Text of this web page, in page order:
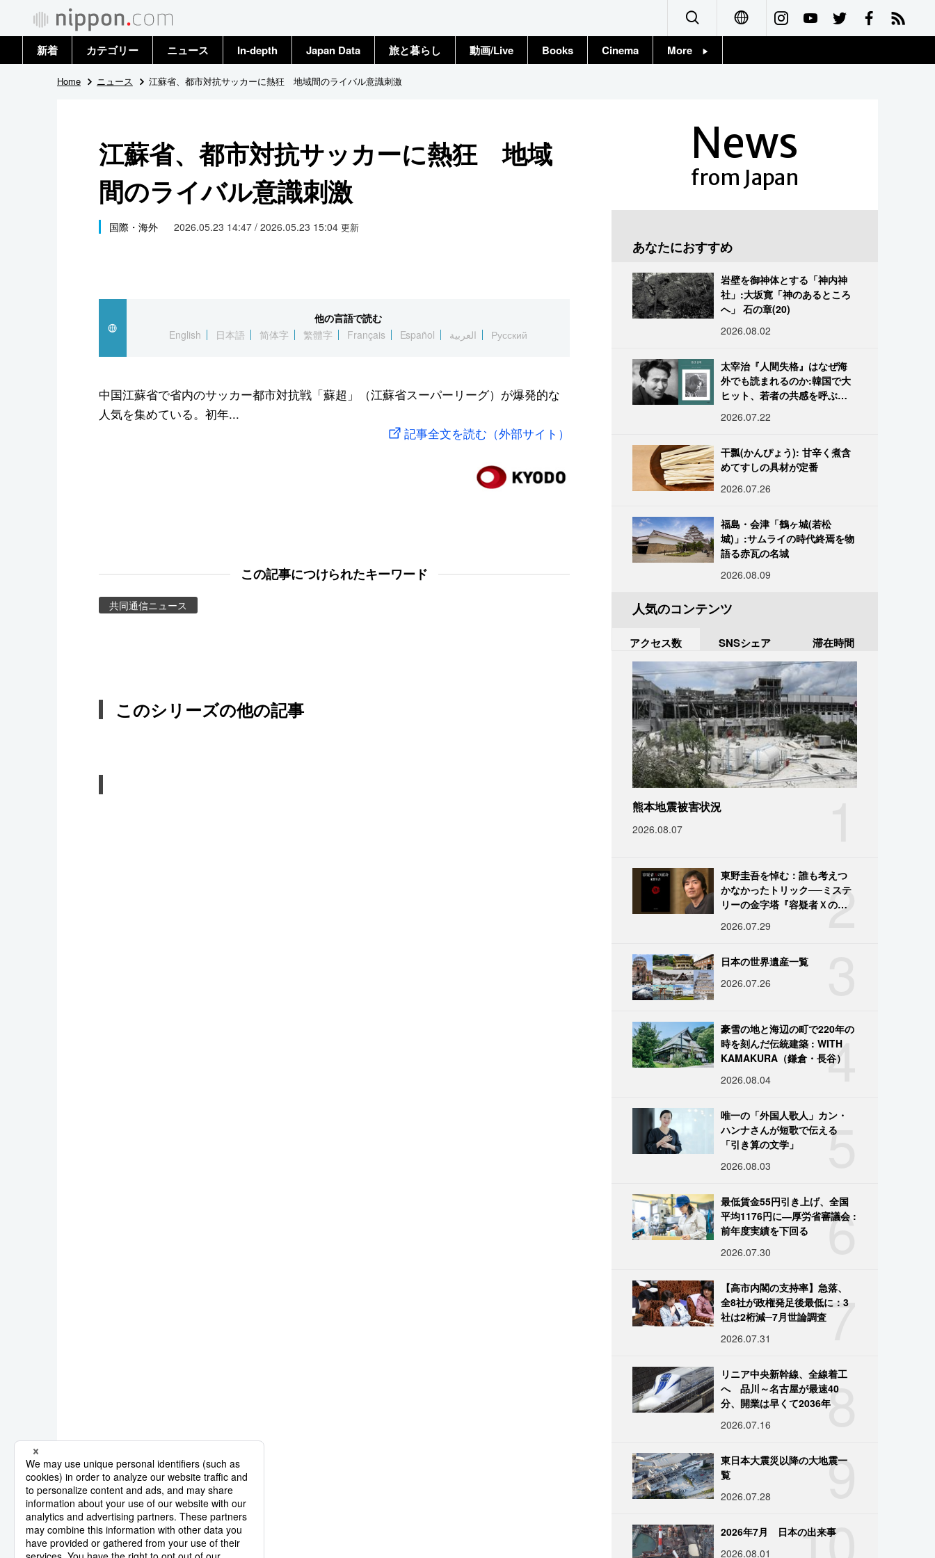
Français
新着 カテゴリー
政治・外交
国際
社会
文化
スポーツ・東京2020
ニュース
トップ
In-depth Japan Data 旅と暮らし 動画/Live Books Cinema More
Home ニュース 江蘇省、都市対抗サッカーに熱狂 地域間のライバル意識刺激
江蘇省、都市対抗サッカーに熱狂 地域
間のライバル意識刺激
国際・海外 2026.05.23 14:47 / 2026.05.23 15:04 更新
他の言語で読む
English
日本語 简体字 繁體字 Français Español العربية Русский
中国江蘇省で省内のサッカー都市対抗戦「蘇超」（江蘇省スーパーリーグ）が爆発的な
人気を集めている。初年...
記事全文を読む（外部サイト）
この記事につけられたキーワード
共同通信ニュース
このシリーズの他の記事
News
from Japan
あなたにおすすめ
岩壁を御神体とする「神内神
社」:大坂寛「神のあるところ
へ」 石の章(20)
2026.08.02
太宰治『人間失格』はなぜ海
外でも読まれるのか:韓国で大
ヒット、若者の共感を呼ぶ
2026.07.22
干瓢(かんぴょう): 甘辛く煮含
めてすしの具材が定番
2026.07.26
福島・会津「鶴ヶ城(若松
城)」:サムライの時代終焉を物
語る赤瓦の名城
2026.08.09
人気のコンテンツ
アクセス数 SNSシェア 滞在時間
熊本地震被害状況
2026.08.07
2
東野圭吾を悼む：誰も考えつ
かなかったトリック──ミステ
リーの金字塔『容疑者Ｘの献
2026.07.29
日本の世界遺産一覧
2026.07.26
4
豪雪の地と海辺の町で220年の
時を刻んだ伝統建築 : WITH
KAMAKURA（鎌倉・長谷）
2026.08.04
5
唯一の「外国人歌人」カン・
ハンナさんが短歌で伝える
「引き算の文学」
2026.08.03
6
最低賃金55円引き上げ、全国
平均1176円に―厚労省審議会 :
前年度実績を下回る
2026.07.30
7
【高市内閣の支持率】急落、
全8社が政権発足後最低に：3
社は2桁減─7月世論調査
2026.07.31
8
リニア中央新幹線、全線着工
へ 品川～名古屋が最速40
分、開業は早くて2036年
2026.07.16
9
東日本大震災以降の大地震一
覧
2026.07.28
10
2026年7月 日本の出来事
2026.08.01